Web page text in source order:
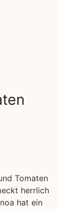
Tomaten
herrlich
hat ein